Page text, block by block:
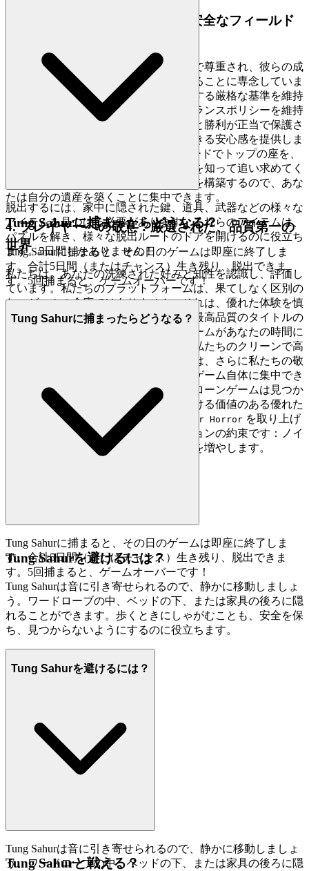
3. 自信を持ってプレイ：公正で安全なフィールド
私たちは、すべてのプレイヤーが安全で尊重され、彼らの成
果が真に得られるゲーム環境を育成することに専念していま
す。これは、データプライバシーに関する厳格な基準を維持
し、チートに対する断固たるゼロトレランスポリシーを維持
することを意味します。あなたの進歩と勝利が正当で保護さ
れていることを知って、完全に没頭できる安心感を提供しま
のリーダーボードでトップの座を、
それが真のスキルのテストであることを知って追い求めてく
ださい。私たちは安全で公正な遊び場を構築するので、あな
たは自分の遺産を築くことに集中できます。
4. プレイヤーへの敬意：厳選された、品質第一の
世界
私たちは、あなたの洗練された好みと知性を認識し、評価し
ています。私たちのプラットフォームは、果てしなく区別の
ないゲームの倉庫ではありません。それは、優れた体験を慎
重に選んだギャラリーです。私たちは最高品質のタイトルの
みを手作業で選び、出会うすべてのゲームがあなたの時間に
見合うものであることを保証します。私たちのクリーンで高
速で邪魔にならないインターフェースは、さらに私たちの敬
意を示し、本当に重要なこと、つまりゲーム自体に集中でき
るようにします。ここでは何千ものクローンゲームは見つか
りません。私たちはあなたが時間をかける価値のある優れた
ゲームだと信じているので、
Tung Sahur Horror を取り上げ
ています。それが私たちのキュレーションの約束です：ノイ
ズを減らし、あなたにふさわしい品質を増やします。
脱出するには、家中に隠された鍵、道具、武器などの様々な
アイテムを見つける必要があります。これらのアイテムは、
パズルを解き、様々な脱出ルートのドアを開けるのに役立ち
ます。5日間しかありません！
Tung Sahurに捕まったらどうなる？
Tung Sahurに捕まると、その日のゲームは即座に終了しま
す。合計5日間（またはチャンス）生き残り、脱出できま
す。5回捕まると、ゲームオーバーです！
Tung Sahurに捕まったらどうなる？
Tung Sahurに捕まると、その日のゲームは即座に終了しま
す。合計5日間（またはチャンス）生き残り、脱出できま
す。5回捕まると、ゲームオーバーです！
Tung Sahurを避けるには？
Tung Sahurは音に引き寄せられるので、静かに移動しましょ
う。ワードローブの中、ベッドの下、または家具の後ろに隠
れることができます。歩くときにしゃがむことも、安全を保
ち、見つからないようにするのに役立ちます。
Tung Sahurを避けるには？
Tung Sahurは音に引き寄せられるので、静かに移動しましょ
う。ワードローブの中、ベッドの下、または家具の後ろに隠
Tung Sahurと戦える？